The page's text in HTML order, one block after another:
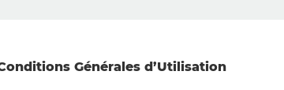
Générales d’Utilisation